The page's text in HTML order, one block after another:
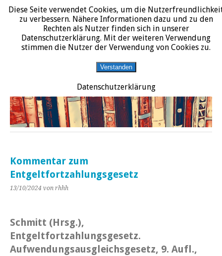
START DATENSCHUTZERKLÄRUNG IMPRESSUM ÜBER JURALIT
JURALIT
Rezensionen juristischer Literatur
Kommentar zum
Entgeltfortzahlungsgesetz
13/10/2024 von rhhh
Schmitt (Hrsg.),
Entgeltfortzahlungsgesetz.
Aufwendungsausgleichsgesetz, 9. Aufl.,
Diese Seite verwendet Cookies, um die
zu verbessern. Nähere Informationen dazu und zu den
Rechten als Nutzer finden sich in unserer
Datenschutzerklärung. Mit der weiteren Verwendung
stimmen die Nutzer der Verwendung von Cookies zu.
Verstanden
Datenschutzerklärung